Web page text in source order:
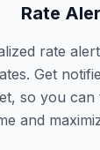
Rate
rate
Get
so you
and